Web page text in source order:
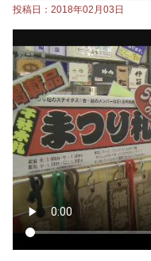
投稿日：2018年02月03日